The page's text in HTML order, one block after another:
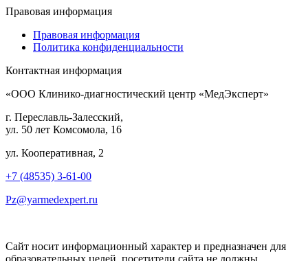
Правовая информация
Правовая информация
Политика конфиденциальности
Контактная информация
«ООО Клинико-диагностический центр «МедЭксперт»
г. Переславль-Залесский,
ул. 50 лет Комсомола, 16
ул. Кооперативная, 2
+7 (48535) 3-61-00
Pz@yarmedexpert.ru
Сайт носит информационный характер и предназначен для